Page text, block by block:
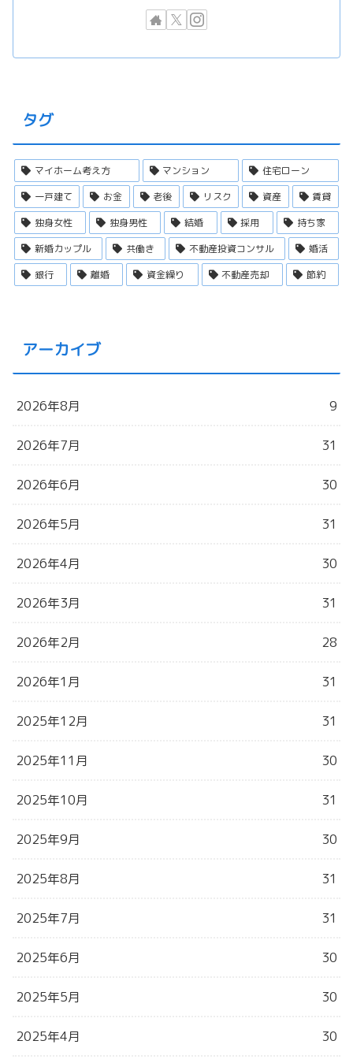
タグ
マイホーム考え方 マンション
住宅ローン
一戸建て
お金 老後 リスク 資産
賃貸
独身女性
独身男性 結婚 採用
持ち家
新婚カップル
共働き 不動産投資コンサル
婚活
銀行
離婚 資金繰り 不動産売却 節約
アーカイブ
2026年8月 9
2026年7月 31
2026年6月 30
2026年5月 31
2026年4月 30
2026年3月 31
2026年2月 28
2026年1月 31
2025年12月 31
2025年11月 30
2025年10月 31
2025年9月 30
2025年8月 31
2025年7月 31
2025年6月 30
2025年5月 30
2025年4月 30